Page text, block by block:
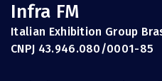
Infra FM
Italian Exhibition Group
CNPJ 43.946.080/0001-85